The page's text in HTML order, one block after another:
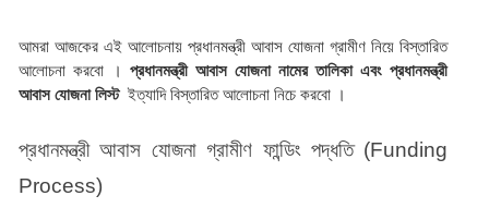
আমরা আজকের এই আলোচনায় প্রধানমন্ত্রী আবাস যোজনা গ্রামীণ নিয়ে বিস্তারিত
আলোচনা করবো । প্রধানমন্ত্রী আবাস যোজনা নামের তালিকা এবং প্রধানমন্ত্রী
আবাস যোজনা লিস্ট ইত্যাদি বিস্তারিত আলোচনা নিচে করবো ।
প্রধানমন্ত্রী আবাস যোজনা গ্রামীণ ফান্ডিং পদ্ধতি (Funding
Process)